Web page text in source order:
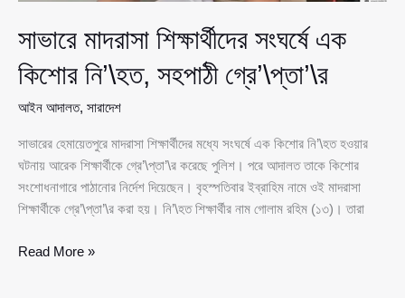
সাভারে মাদরাসা শিক্ষার্থীদের সংঘর্ষে এক
কিশোর নি’\হত, সহপাঠী গ্রে’\প্তা’\র
আইন আদালত, সারাদেশ
সাভারের হেমায়েতপুরে মাদরাসা শিক্ষার্থীদের মধ্যে সংঘর্ষে এক কিশোর নি’\হত হওয়ার
ঘটনায় আরেক শিক্ষার্থীকে গ্রে’\প্তা’\র করেছে পুলিশ। পরে আদালত তাকে কিশোর
সংশোধনাগারে পাঠানোর নির্দেশ দিয়েছেন। বৃহস্পতিবার ইব্রাহিম নামে ওই মাদরাসা
শিক্ষার্থীকে গ্রে’\প্তা’\র করা হয়। নি’\হত শিক্ষার্থীর নাম গোলাম রহিম (১৩)। তারা
সাভারে
Read More »